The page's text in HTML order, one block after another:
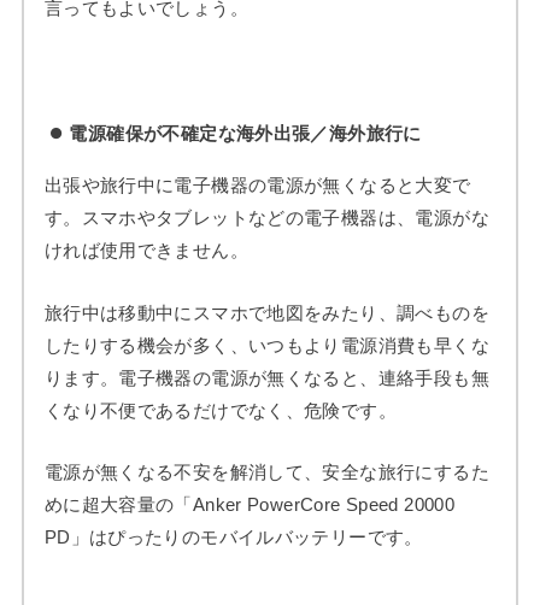
言ってもよいでしょう。
電源確保が不確定な海外出張／海外旅行に
出張や旅行中に電子機器の電源が無くなると大変で
す。スマホやタブレットなどの電子機器は、電源がな
ければ使用できません。
旅行中は移動中にスマホで地図をみたり、調べものを
したりする機会が多く、いつもより電源消費も早くな
ります。電子機器の電源が無くなると、連絡手段も無
くなり不便であるだけでなく、危険です。
電源が無くなる不安を解消して、安全な旅行にするた
めに超大容量の「Anker PowerCore Speed 20000
PD」はぴったりのモバイルバッテリーです。